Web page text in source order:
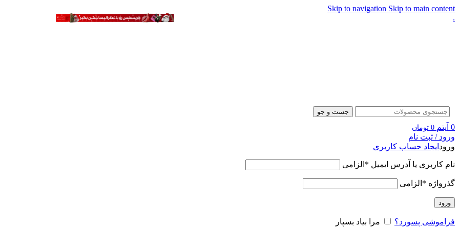
Skip to navigation Skip to main content
.
جست و جو
0 آیتم 0 تومان
ورود / ثبت نام
ورود ایجاد حساب کاربری
نام کاربری یا آدرس ایمیل * الزامی
گذرواژه * الزامی
ورود
فراموشی پسورد؟ مرا بیاد بسپار